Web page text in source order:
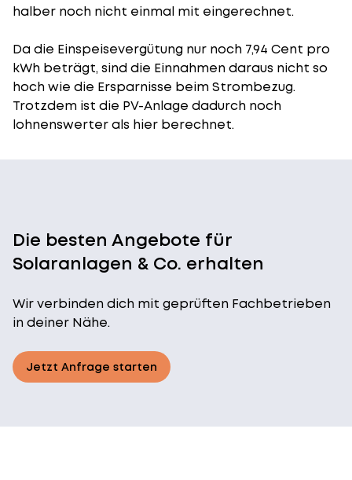
halber noch nicht einmal mit eingerechnet.
Da die Einspeisevergütung nur noch 7,94 Cent pro
kWh beträgt, sind die Einnahmen daraus nicht so
hoch wie die Ersparnisse beim Strombezug.
Trotzdem ist die PV-Anlage dadurch noch
lohnenswerter als hier berechnet.
Die besten Angebote für
Solaranlagen & Co. erhalten
Wir verbinden dich mit geprüften Fachbetrieben
in deiner Nähe.
Jetzt Anfrage starten